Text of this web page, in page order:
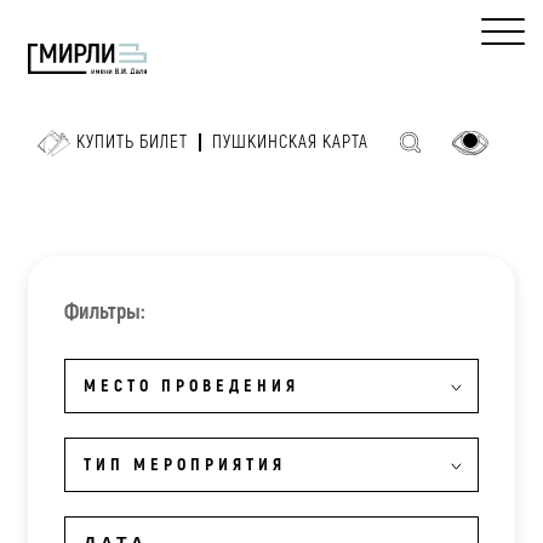
КУПИТЬ БИЛЕТ ПУШКИНСКАЯ КАРТА
Фильтры:
МЕСТО ПРОВЕДЕНИЯ
ТИП МЕРОПРИЯТИЯ